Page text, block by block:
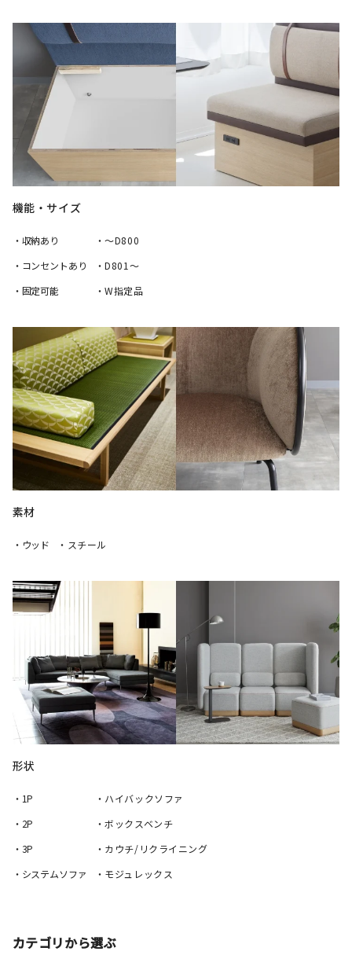
機能・サイズ
・収納あり
・コンセントあり
・固定可能
・～D800
・D801～
・W指定品
素材
・ウッド ・スチール
形状
・1P
・2P
・3P
・システムソファ
・ハイバックソファ
・ボックスベンチ
・カウチ/リクライニング
・モジュレックス
カテゴリから選ぶ